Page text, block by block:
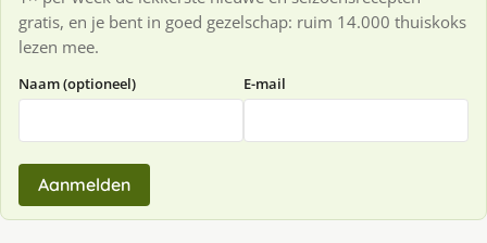
gratis, en je bent in goed gezelschap: ruim 14.000 thuiskoks
lezen mee.
Naam (optioneel) E-mail
Aanmelden